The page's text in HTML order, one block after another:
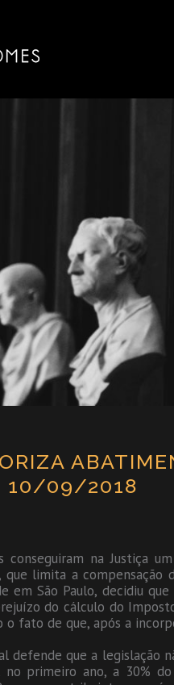
10/09/2018
conseguiram na Justiça
que limita a
em São Paulo, decidiu
do cálculo do
o fato de que, após a
defende que a legislação
no primeiro ano, a 30%